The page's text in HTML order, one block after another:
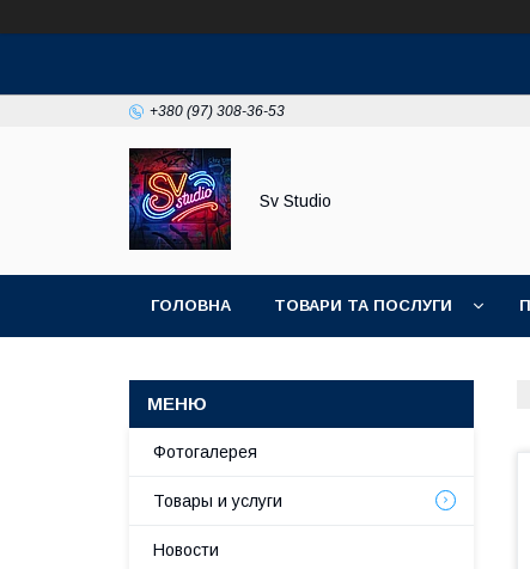
+380 (97) 308-36-53
Sv Studio
ГОЛОВНА ТОВАРИ ТА ПОСЛУГИ
Фотогалерея
Товары и услуги
Новости